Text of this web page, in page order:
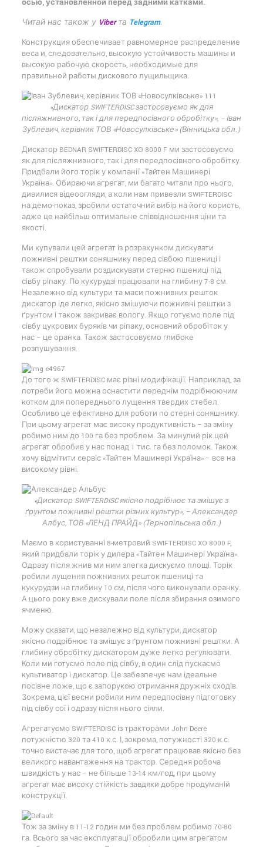
осью, установленной перед задними катками.
Читай нас також у Viberта Telegram.
Конструкция обеспечивает равномерное распределение
веса и, следовательно, высокую устойчивость машины и
высокую рабочую скорость, необходимые для
правильной работы дискового лущильщика.
«Дискатор SWIFTERDISC застосовуємо як для
післяжнивного, так і для передпосівного обробітку», – Іван
Зублевич, керівник ТОВ «Новосулківське» (Вінницька обл.)
Дискатор BEDNAR SWIFTERDISC XO 8000 F ми застосовуємо
як для післяжнивного, так і для передпосівного обробітку.
Придбали його торік у компанії «Тайтен Машинері
Україна». Обираючи агрегат, ми багато читали про нього,
дивилися відеоогляди, а коли нам привезли SWIFTERDISC
на демо-показ, зробили остаточний вибір на його користь,
адже це найбільш оптимальне співвідношення ціни та
якості.
Ми купували цей агрегат із розрахунком дискувати
пожнивні рештки соняшнику перед сівбою пшениці і
також спробували роздискувати стерню пшениці під
сівбу ріпаку. По кукурудзі працювали на глибину 7-8 см.
Незалежно від культури та маси пожнивних решток
дискатор іде легко, якісно змішуючи пожнивні рештки з
ґрунтом і також закриває вологу. Якщо готуємо поле під
сівбу цукрових буряків чи ріпаку, основний обробіток у
нас – це оранка. Також застосовуємо глибоке
розпушування.
До того ж SWIFTERDISC має різні модифікації. Наприклад, за
потреби його можна оснастити переднім подрібнюючим
котком для попереднього лущення твердих стебел.
Особливо це ефективно для роботи по стерні соняшнику.
При цьому агрегат має високу продуктивність – за зміну
робимо ним до 100 га без проблем. За минулий рік цей
агрегат обробив у нас понад 1 тис. га без поломок. Також
хочу відмітити сервіс «Тайтен Машинері Україна» – все на
високому рівні.
«Дискатор SWIFTERDISC якісно подрібнює та змішує з
ґрунтом пожнивні рештки різних культур», – Александер
Албус, ТОВ «ЛЕНД ПРАЙД» (Тернопільська обл.)
Маємо в користуванні 8-метровий SWIFTERDISC XO 8000 F,
який придбали торік у дилера «Тайтен Машинері Україна».
Одразу після жнив ми ним злегка дискуємо площі. Торік
робили лущення пожнивних решток пшениці та
кукурудзи на глибину 10 см, після чого виконували оранку.
А цього року вже дискували поле після збирання озимого
ячменю.
Можу сказати, що незалежно від культури, дискатор
якісно подрібнює та змішує з ґрунтом пожнивні рештки. А
глибину обробітку дискатором дуже легко регулювати.
Коли ми готуємо поле під сівбу, в один слід пускаємо
культиватор і дискатор. Це забезпечує нам ідеальне
посівне ложе, що є запорукою отримання дружніх сходів.
Зокрема, цієї весни робили ним передпосівну підготовку
під сівбу сої і одразу після нього сіяли.
Агрегатуємо SWIFTERDISC із тракторами John Deere
потужністю 320 та 410 к.с. І, зокрема, потужності 320 к.с.
точно вистачає для того, щоб агрегат працював якісно без
великого навантаження на трактор. Середня робоча
швидкість у нас – не більше 13-14 км/год, при цьому
агрегат має високу стійкість завдяки добре продуманій
конструкції.
Тож за зміну в 11-12 годин ми без проблем робимо 70-80
га. Всього за час експлуатації обробили цим агрегатом